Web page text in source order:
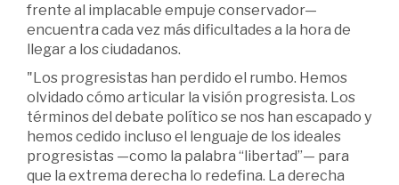
frente al implacable empuje conservador—
encuentra cada vez más dificultades a la hora de
llegar a los ciudadanos.
"Los progresistas han perdido el rumbo. Hemos
olvidado cómo articular la visión progresista. Los
términos del debate político se nos han escapado y
hemos cedido incluso el lenguaje de los ideales
progresistas —como la palabra “libertad”— para
que la extrema derecha lo redefina. La derecha